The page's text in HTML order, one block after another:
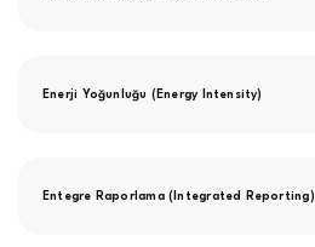
Enerji Yoğunluğu (Energy Intensity)
Entegre Raporlama (Integrated Reporting)